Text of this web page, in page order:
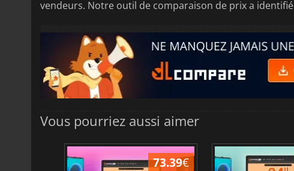
vendeurs. Notre outil de comparaison de prix a identifié
Vous pourriez aussi aimer
73.39€